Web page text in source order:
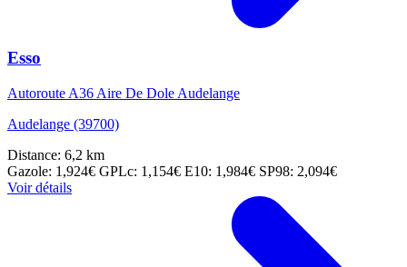
Esso
Autoroute A36 Aire De Dole Audelange
Audelange (39700)
Distance: 6,2 km
Gazole: 1,924€ GPLc: 1,154€ E10: 1,984€ SP98: 2,094€
Voir détails